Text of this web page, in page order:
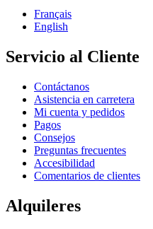
Français
English
Servicio al Cliente
Contáctanos
Asistencia en carretera
Mi cuenta y pedidos
Pagos
Consejos
Preguntas frecuentes
Accesibilidad
Comentarios de clientes
Alquileres